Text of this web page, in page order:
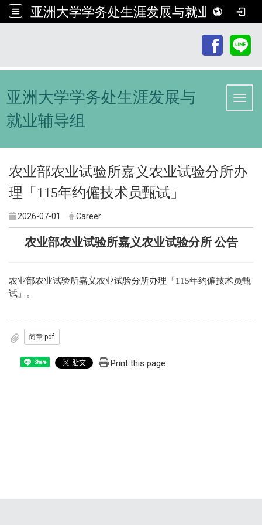
亚洲大学学务处生涯发展与就业辅导组
亚洲大学学务处生涯发展与
就业辅导组
农业部农业试验所嘉义农业试验分所办
理「115年约僱技术员甄试」
2026-07-01 Career
农业部农业试验所嘉义农业试验分所 公告
农业部农业试验所嘉义农业试验分所办理「115年约僱技术员甄
试」。
简章.pdf
Share Print this page